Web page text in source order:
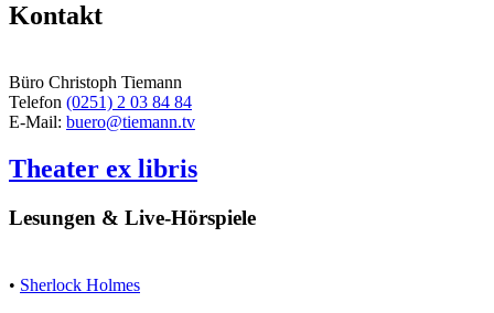
Kontakt
Büro Christoph Tiemann
Telefon (0251) 2 03 84 84
E-Mail: buero@tiemann.tv
Theater ex libris
Lesungen & Live-Hörspiele
• Sherlock Holmes